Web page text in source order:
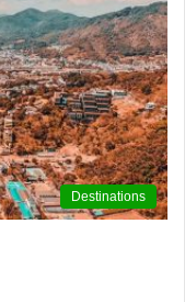
Destinations